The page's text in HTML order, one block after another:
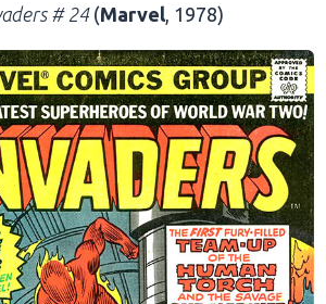
# 24(Marvel, 1978)